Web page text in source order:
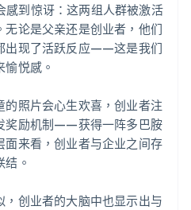
感到惊讶：这两组人群被激活
论是父亲还是创业者，他们
出现了活跃反应——这是我们
悦感。
照片会心生欢喜，创业者注
奖励机制——获得一阵多巴胺
面来看，创业者与企业之间存
。
创业者的大脑中也显示出与